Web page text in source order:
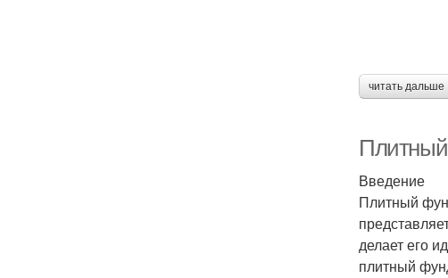
читать
Введение
Плитный
делает его
плитный